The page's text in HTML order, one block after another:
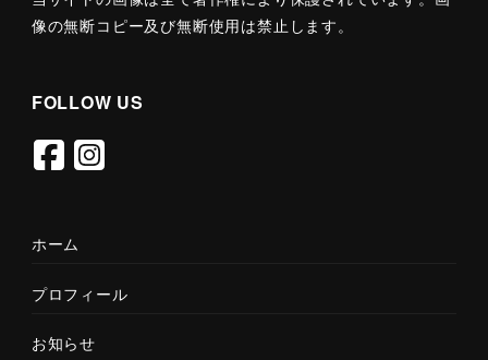
シ
ン
像の無断コピー及び無断使用は禁止します。
FOLLOW US
ホーム
プロフィール
お知らせ